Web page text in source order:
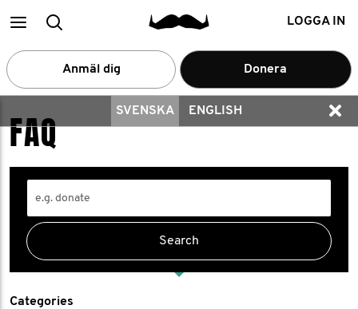
MainSearch LOGGA IN
Anmäl dig Donera
SVENSKA ENGLISH
FAQ
Categories